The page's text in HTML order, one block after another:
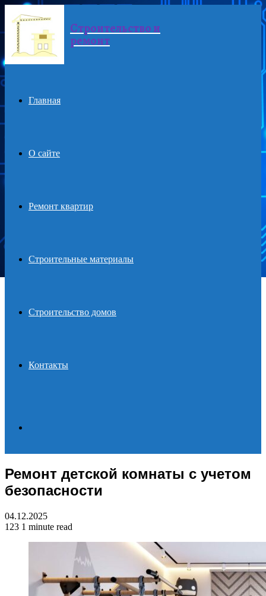
Menu Строительство и
ремонт
Главная
О сайте
Ремонт квартир
Строительные материалы
Строительство домов
Контакты
for
Ремонт детской комнаты с учетом
безопасности
04.12.2025
123 1 minute read